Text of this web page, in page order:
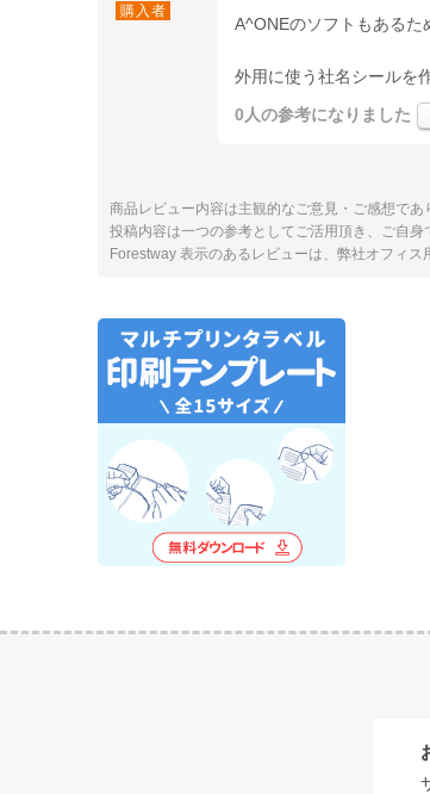
購入者
A^ONEのソフトもあるた
外用に使う社名シールを
0人の参考になりました
商品レビュー内容は主観的なご意見・ご感想であ
投稿内容は一つの参考としてご活用頂き、ご自身
Forestway 表示のあるレビューは、弊社オフィス